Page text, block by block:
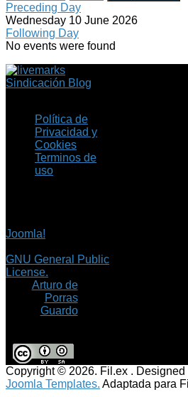
Preceding Day
Wednesday 10 June 2026
Following Day
No events were found
Sindicación Blog
Política de
Privacidad y
Cookies
Terminos de
uso
Joomla!
GNU General Public
License.
Arturo de
Porras
Guardo
Copyright © 2026. Fil.ex . Designed
Joomla Templates. Adaptada para